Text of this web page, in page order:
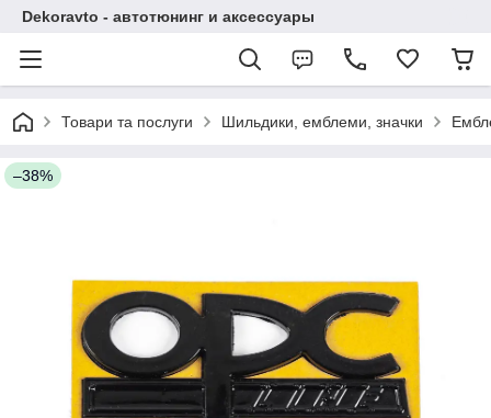
Dekoravto - автотюнинг и аксессуары
Товари та послуги Шильдики, емблеми, значки
–38%